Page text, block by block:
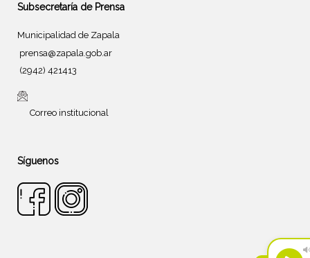
Subsecretaría de Prensa
Municipalidad de Zapala
prensa@zapala.gob.ar
(2942) 421413
Correo institucional
Síguenos